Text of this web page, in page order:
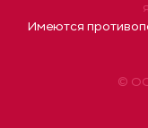
©
Имеются